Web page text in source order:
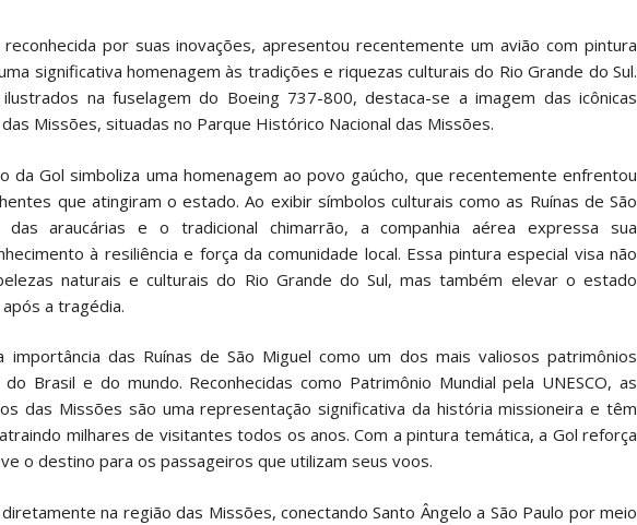
reconhecida por suas inovações, apresentou recentemente um avião com pintura
significativa homenagem às tradições e riquezas culturais do Rio Grande do Sul.
na fuselagem do Boeing 737-800, destaca-se a imagem das icônicas
das Missões, situadas no Parque Histórico Nacional das Missões.
da Gol simboliza uma homenagem ao povo gaúcho, que recentemente enfrentou
que atingiram o estado. Ao exibir símbolos culturais como as Ruínas de São
das araucárias e o tradicional chimarrão, a companhia aérea expressa sua
à resiliência e força da comunidade local. Essa pintura especial visa não
naturais e culturais do Rio Grande do Sul, mas também elevar o estado
a tragédia.
importância das Ruínas de São Miguel como um dos mais valiosos patrimônios
Brasil e do mundo. Reconhecidas como Patrimônio Mundial pela UNESCO, as
das Missões são uma representação significativa da história missioneira e têm
milhares de visitantes todos os anos. Com a pintura temática, a Gol reforça
o destino para os passageiros que utilizam seus voos.
na região das Missões, conectando Santo Ângelo a São Paulo por meio